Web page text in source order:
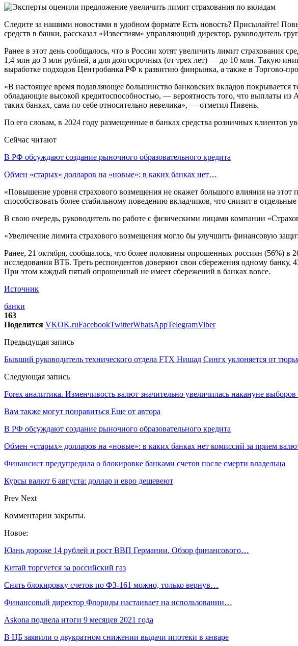
Следите за нашими новостями в удобном формате Есть новость? Присылайте!
средств в банки, рассказал «Известиям» управляющий директор, руководитель
Ранее в этот день сообщалось, что в России хотят увеличить лимит страхования
1,4 млн до 3 млн рублей, а для долгосрочных (от трех лет) — до 10 млн. Такую
выработке подходов Центробанка РФ к развитию финрынка, а также в Торгово-
«В настоящее время подавляющее большинство банковских вкладов
обладающие высокой кредитоспособностью, — вероятность того, что выплаты
таких банках, сама по себе относительно невелика», — отметил Пивень.
По его словам, в 2024 году размещенные в банках средства розничных клиентов
Сейчас читают
В РФ обсуждают создание рыночного образовательного кредита
Обмен «старых» долларов на «новые»: в каких банках нет…
«Повышение уровня страхового возмещения не окажет большого влияния на
способствовать более стабильному поведению вкладчиков, что снизит в
В свою очередь, руководитель по работе с физическими лицами компании
«Увеличение лимита страхового возмещения могло бы улучшить финансовую
Ранее, 21 октября, сообщалось, что более половины опрошенных россиян (56%) в
исследования ВТБ. Треть респондентов доверяют свои сбережения одному банку,
При этом каждый пятый опрошенный не имеет сбережений в банках вовсе.
Источник
банки
163
Поделится VKOK.ruFacebookTwitterWhatsAppTelegramViber
Предыдущая запись
Бывший руководитель технического отдела FTX Нишад Сингх уклоняется от
Следующая запись
Forex аналитика. Изменчивость валют значительно увеличилась накануне
Вам также могут понравиться Еще от автора
В РФ обсуждают создание рыночного образовательного кредита
Обмен «старых» долларов на «новые»: в каких банках нет комиссий за прием
Финансист предупредила о блокировке банками счетов после смерти владельца
Курсы валют 6 августа: доллар и евро дешевеют
Prev Next
Комментарии закрыты.
Новое:
Юань дороже 14 рублей и рост ВВП Германии. Обзор финансового…
Китай торгуется за российский газ
Снять блокировку счетов по ФЗ-161 можно, только вернув…
Финансовый директор Флориды настаивает на использовании…
Askona подвела итоги 9 месяцев 2021 года
В ЦБ заявили о двукратном снижении выдачи ипотеки в январе